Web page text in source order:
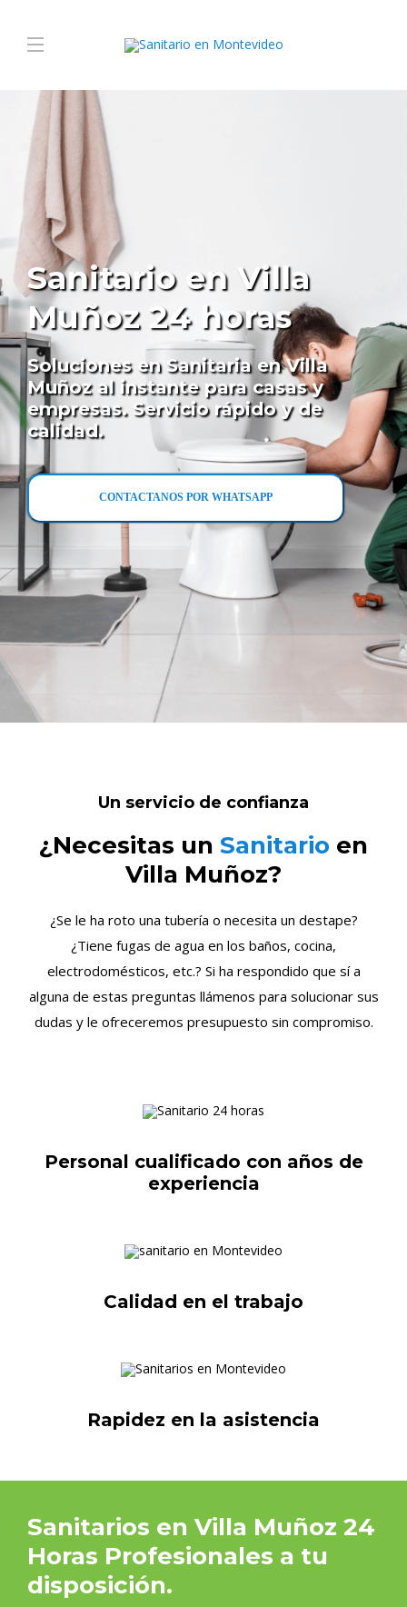
Sanitario en Villa
Muñoz 24 horas
Soluciones en Sanitaria en Villa
Muñoz al instante para casas y
empresas. Servicio rápido y de
calidad.
CONTACTANOS POR WHATSAPP
Un servicio de confianza
¿Necesitas un Sanitario en
Villa Muñoz?
¿Se le ha roto una tubería o necesita un destape?
¿Tiene fugas de agua en los baños, cocina,
electrodomésticos, etc.? Si ha respondido que sí a
alguna de estas preguntas llámenos para solucionar sus
dudas y le ofreceremos presupuesto sin compromiso.
Personal cualificado con años de
experiencia
Calidad en el trabajo
Rapidez en la asistencia
Sanitarios en Villa Muñoz 24
Horas Profesionales a tu
disposición.